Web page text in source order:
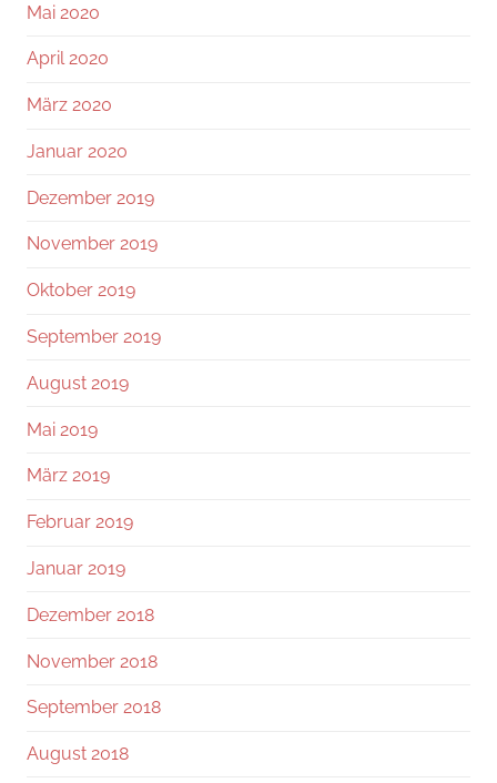
Mai 2020
April 2020
März 2020
Januar 2020
Dezember 2019
November 2019
Oktober 2019
September 2019
August 2019
Mai 2019
März 2019
Februar 2019
Januar 2019
Dezember 2018
November 2018
September 2018
August 2018